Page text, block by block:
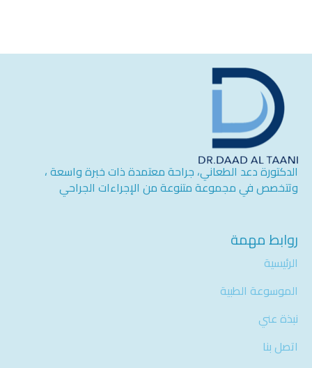
الدكتورة دعد الطعاني، جراحة معتمدة ذات خبرة واسعة ،
وتتخصص في مجموعة متنوعة من الإجراءات الجراحي
روابط مهمة
الرئيسية
الموسوعة الطبية
نبذة عني
اتصل بنا